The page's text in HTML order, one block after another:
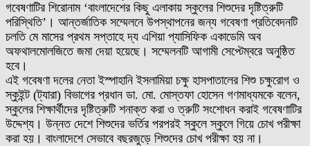
গবেষণাটির শিরোনাম ‘বাংলাদেশের কিছু এলাকায় স্কুলের শিশুদের দৃষ্টিত্রুটি
পরিস্থিতি’। আন্তর্জাতিক সম্মেলনে উপস্থাপনের জন্য গবেষণা প্রতিবেদনটি
চলতি মে মাসের প্রথম সপ্তাহে দ্য এশিয়া প্যাসিফিক একাডেমি অব
অফথালমোলজিতে জমা দেয়া হয়েছে। সম্মেলনটি আগামী সেপ্টেম্বরে অনুষ্ঠিত
হবে।
এই গবেষণা দলের নেতা ইস্পাহানি ইসলামিয়া চক্ষু হাসপাতালের শিশু চক্ষুরোগ ও
স্কুইন্ট (ট্যারা) বিভাগের প্রধান ডা. মো. মোস্তফা হোসেন গণমাধ্যমকে বলেন,
স্কুলের শিক্ষার্থীদের দৃষ্টিত্রুটি শনাক্ত করা ও ত্রুটি সংশোধন করাই গবেষণাটির
উদ্দেশ্য। উন্নত দেশে শিশুদের ভর্তির পরপরই স্কুলে স্কুলে গিয়ে চোখ পরীক্ষা
করা হয়। বাংলাদেশে সেভাবে বছরজুড়ে শিশুদের চোখ পরীক্ষা হয় না।